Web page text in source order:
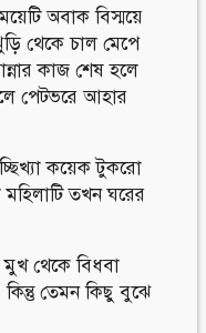
অবাক বিস্ময়ে
থেকে চাল মেপে
কাজ শেষ হলে
পেটভরে আহার
কয়েক টুকরো
তখন ঘরের
মুখ থেকে বিধবা
কিন্তু তেমন কিছু বুঝে